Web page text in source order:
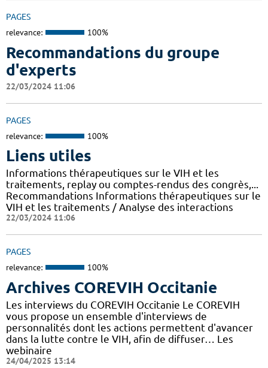
PAGES
relevance: 100%
Recommandations du groupe
d'experts
22/03/2024 11:06
PAGES
relevance: 100%
Liens utiles
Informations thérapeutiques sur le VIH et les
traitements, replay ou comptes-rendus des congrès,...
Recommandations Informations thérapeutiques sur le
VIH et les traitements / Analyse des interactions
22/03/2024 11:06
PAGES
relevance: 100%
Archives COREVIH Occitanie
Les interviews du COREVIH Occitanie Le COREVIH
vous propose un ensemble d'interviews de
personnalités dont les actions permettent d'avancer
dans la lutte contre le VIH, afin de diffuser… Les
webinaire
24/04/2025 13:14